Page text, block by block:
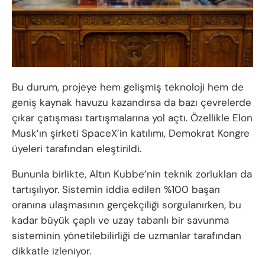
Bu durum, projeye hem gelişmiş teknoloji hem de
geniş kaynak havuzu kazandırsa da bazı çevrelerde
çıkar çatışması tartışmalarına yol açtı. Özellikle Elon
Musk’ın şirketi SpaceX’in katılımı, Demokrat Kongre
üyeleri tarafından eleştirildi.
Bununla birlikte, Altın Kubbe’nin teknik zorlukları da
tartışılıyor. Sistemin iddia edilen %100 başarı
oranına ulaşmasının gerçekçiliği sorgulanırken, bu
kadar büyük çaplı ve uzay tabanlı bir savunma
sisteminin yönetilebilirliği de uzmanlar tarafından
dikkatle izleniyor.